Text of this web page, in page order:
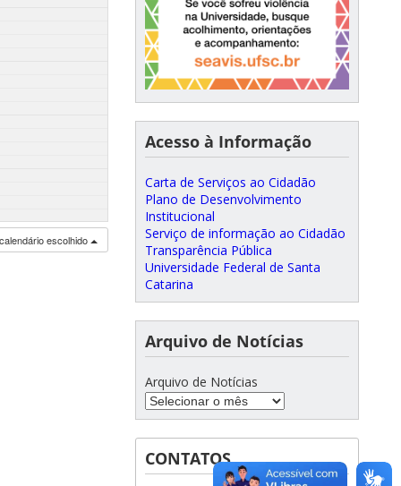
escolhido
Acesso à Informação
Carta de Serviços ao Cidadão
Plano de Desenvolvimento
Institucional
Serviço de informação ao Cidadão
Transparência Pública
Universidade Federal de Santa
Catarina
Arquivo de Notícias
Arquivo de Notícias
CONTATOS